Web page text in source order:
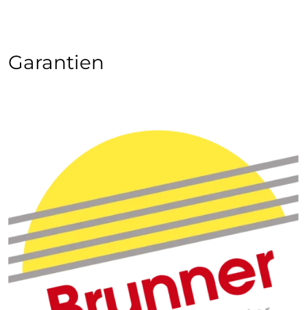
Garantien